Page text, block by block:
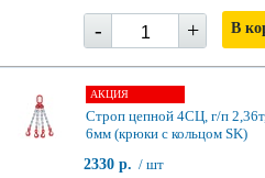
- + В
АКЦИЯ
Строп цепной 4СЦ, г/п
6мм (крюки с кольцом SK)
2330 р. / шт